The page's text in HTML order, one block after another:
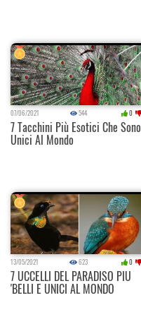
07/06/2021 544 0
7 Tacchini Più Esotici Che Sono
Unici Al Mondo
13/05/2021 623 0
7 UCCELLI DEL PARADISO PIU
'BELLI E UNICI AL MONDO